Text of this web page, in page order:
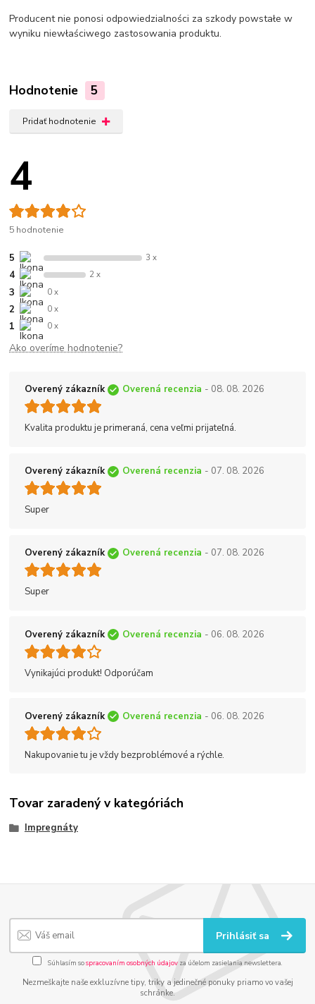
Producent nie ponosi odpowiedzialności za szkody powstałe w
wyniku niewłaściwego zastosowania produktu.
Hodnotenie 5
Pridať hodnotenie
4
5 hodnotenie
5 3 x
4 2 x
3 0 x
2 0 x
1 0 x
Ako overíme hodnotenie?
Overený zákazník Overená recenzia - 08. 08. 2026
Kvalita produktu je primeraná, cena veľmi prijateľná.
Overený zákazník Overená recenzia - 07. 08. 2026
Super
Overený zákazník Overená recenzia - 07. 08. 2026
Super
Overený zákazník Overená recenzia - 06. 08. 2026
Vynikajúci produkt! Odporúčam
Overený zákazník Overená recenzia - 06. 08. 2026
Nakupovanie tu je vždy bezproblémové a rýchle.
Tovar zaradený v kategóriách
Impregnáty
Prihlásiť sa
Súhlasím sospracovaním osobných údajov za účelom zasielania newslettera.
Nezmeškajte naše exkluzívne tipy, triky a jedinečné ponuky priamo vo vašej
schránke.